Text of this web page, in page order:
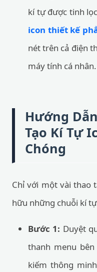
kí tự được tinh
icon thiết kế
nét trên cả điện
máy tính cá nhân.
Hướng
Tạo Kí Tự
Chóng
Chỉ với một vài thao
hữu những chuỗi kí
Bước 1: Duyệt
thanh menu
kiếm thông